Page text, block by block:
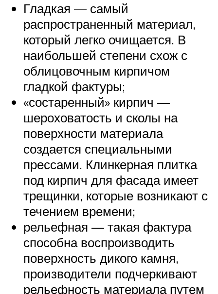
Гладкая — самый
распространенный материал,
который легко очищается. В
наибольшей степени схож с
облицовочным кирпичом
гладкой фактуры;
«состаренный» кирпич —
шероховатость и сколы на
поверхности материала
создается специальными
прессами. Клинкерная плитка
под кирпич для фасада имеет
трещинки, которые возникают с
течением времени;
рельефная — такая фактура
способна воспроизводить
поверхность дикого камня,
производители подчеркивают
рельефность материала путем